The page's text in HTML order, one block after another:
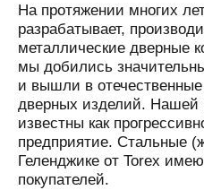
На протяжении многих
разрабатывает,
металлические дверные
мы добились
и вышли в
дверных изделий. Нашей
известны как
предприятие. Стальные
Геленджике от Torex
покупателей.